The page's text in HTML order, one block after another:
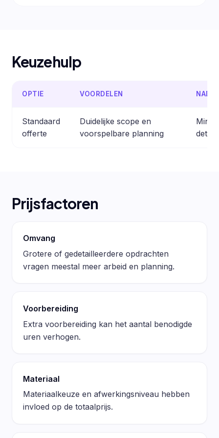
Keuzehulp
OPTIE VOORDELEN
Standaard
offerte
Duidelijke scope en
voorspelbare planning
Prijsfactoren
Omvang
Grotere of gedetailleerdere opdrachten
vragen meestal meer arbeid en planning.
Voorbereiding
Extra voorbereiding kan het aantal benodigde
uren verhogen.
Materiaal
Materiaalkeuze en afwerkingsniveau hebben
invloed op de totaalprijs.